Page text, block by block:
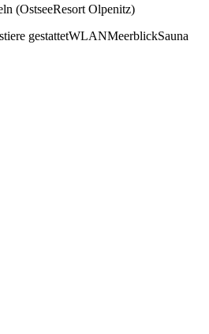
(OstseeResort Olpenitz)
gestattetWLANMeerblickSauna